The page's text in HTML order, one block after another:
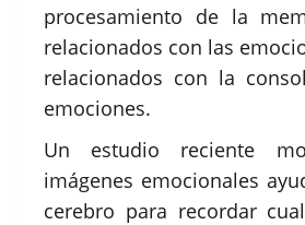
procesamiento de la
relacionados con las
relacionados con la
emociones.
Un estudio reciente
imágenes emocionales
cerebro para recordar